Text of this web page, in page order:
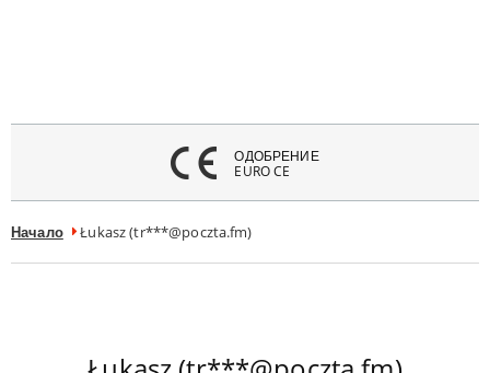
ОДОБРЕНИЕ
EURO CE
Начало Łukasz (tr***@poczta.fm)